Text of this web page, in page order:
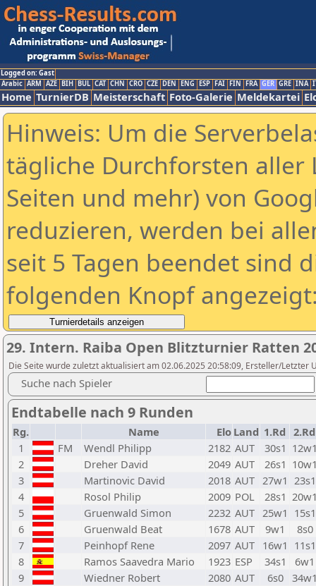
Logged on: Gast
Arabic ARM AZE BIH BUL CAT CHN CRO CZE DEN ENG ESP FAI FIN FRA GER GRE INA
Home TurnierDB Meisterschaft Foto-Galerie Meldekartei
Hinweis: Um die
tägliche Durchforsten aller
Seiten und mehr) von
reduzieren, werden bei
seit 5 Tagen beendet sind
folgenden Knopf
29. Intern. Raiba Open Blitzturnier Ratten
Die Seite wurde zuletzt aktualisiert am 02.06.2025 20:58:09, Ersteller/Letzter
Suche nach Spieler
Endtabelle nach 9 Runden
Rg. Name Elo Land 1.Rd 2.Rd
1
FM Wendl Philipp 2182 AUT 30s1
2
Dreher David 2049 AUT 26s1
3
Martinovic David 2018 AUT 27w1 23s1
4
Rosol Philip 2009 POL 28s1
5
Gruenwald Simon 2232 AUT 25w1 15s1
6
Gruenwald Beat 1678 AUT 9w1
8s0
7
Peinhopf Rene 2097 AUT 16w1 11s1
8
Ramos Saavedra Mario 1923 ESP 34s1
6w1
9
Wiedner Robert 2080 AUT 6s0